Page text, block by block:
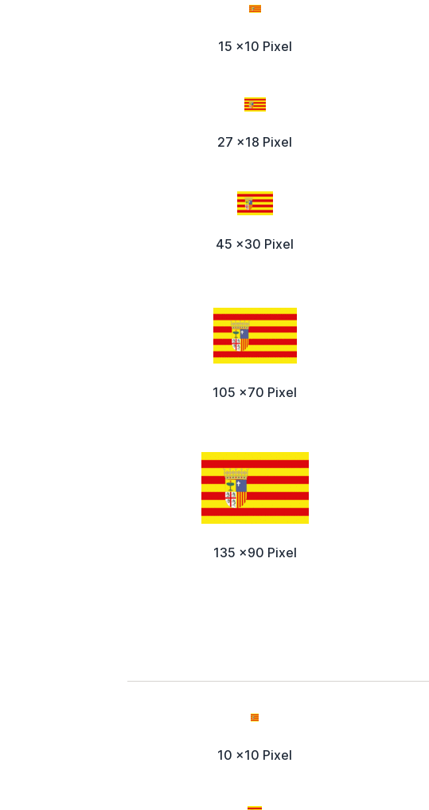
15 x10 Pixel
27 x18 Pixel
45 x30 Pixel
105 x70 Pixel
135 x90 Pixel
10 x10 Pixel